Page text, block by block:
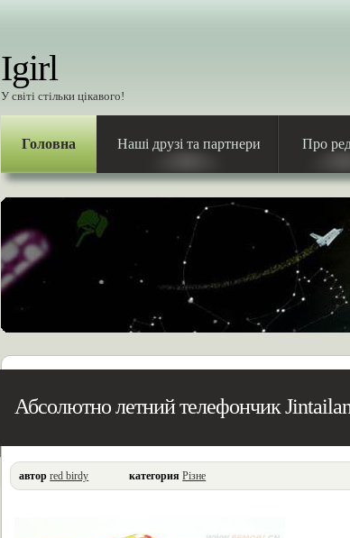
Igirl
У світі стільки цікавого!
Головна Наші друзі та партнери Про
Абсолютно летний телефончик
автор red birdy категория Різне